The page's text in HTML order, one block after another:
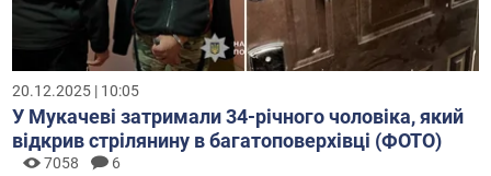
20.12.2025 | 10:05
У Мукачеві затримали 34-річного чоловіка, який
відкрив стрілянину в багатоповерхівці (ФОТО)
7058 6